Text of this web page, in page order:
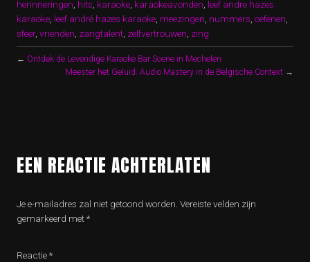
herinneringen hits karaoke karaokeavonden leef andre hazes
karaoke leef andré hazes karaoke meezingen nummers oefenen
sfeer, vrienden zangtalent zelfvertrouwen zing
← Ontdek de Levendige Karaoke Bar Scene in Mechelen
Meester het Geluid: Audio Mastery in de Belgische Context →
EEN REACTIE ACHTERLATEN
Je e-mailadres zal niet getoond worden. Vereiste velden zijn
gemarkeerd met*
Reactie*